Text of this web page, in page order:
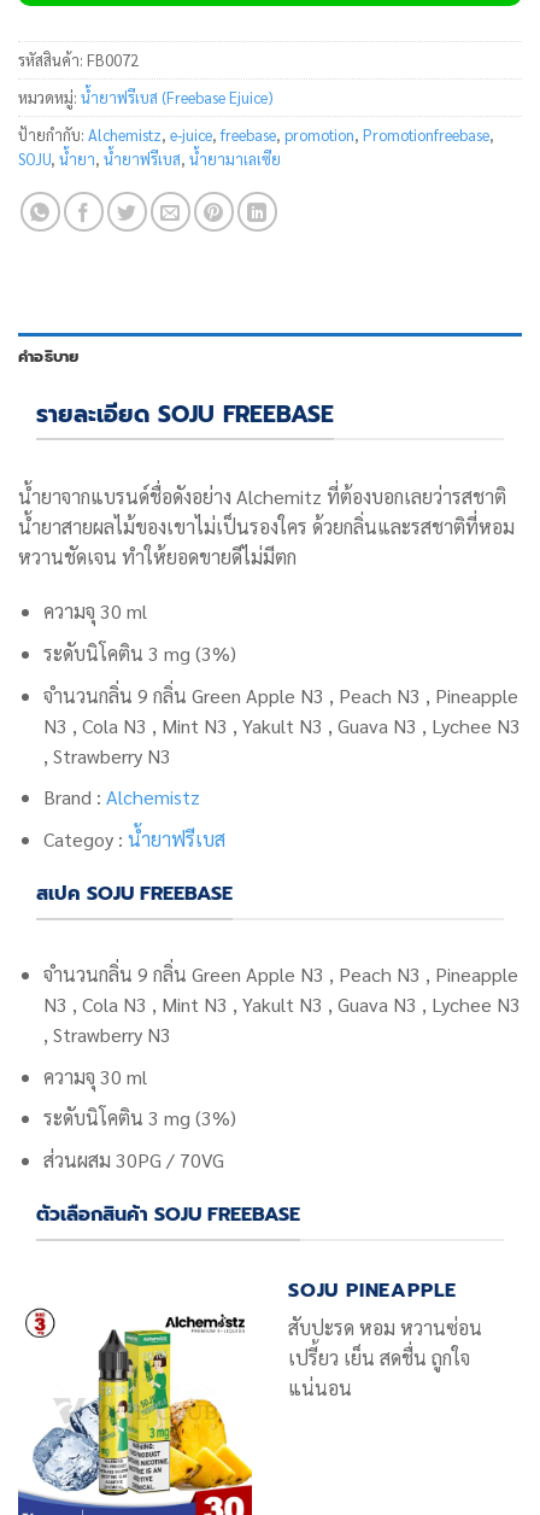
รหัสสินค้า: FB0072
หมวดหมู่: น้ำยาฟรีเบส (Freebase Ejuice)
ป้ายกำกับ: Alchemistz, e-juice,freebase, promotion, Promotionfreebase,
SOJU, น้ำยา, น้ำยาฟรีเบส, น้ำยามาเลเซีย
คำอธิบาย
รายละเอียด SOJU FREEBASE
น้ำยาจากแบรนด์ชื่อดังอย่าง Alchemitz ที่ต้องบอกเลยว่ารสชาติ
น้ำยาสายผลไม้ของเขาไม่เป็นรองใคร ด้วยกลิ่นและรสชาติที่หอม
หวานชัดเจน ทำให้ยอดขายดีไม่มีตก
ความจุ 30 ml
ระดับนิโคติน 3 mg (3%)
จำนวนกลิ่น 9 กลิ่น Green Apple N3 , Peach N3 , Pineapple
N3 , Cola N3 , Mint N3 , Yakult N3 , Guava N3 , Lychee N3
, Strawberry N3
Brand : Alchemistz
Categoy : น้ำยาฟรีเบส
สเปค SOJU FREEBASE
จำนวนกลิ่น 9 กลิ่น Green Apple N3 , Peach N3 , Pineapple
N3 , Cola N3 , Mint N3 , Yakult N3 , Guava N3 , Lychee N3
, Strawberry N3
ความจุ 30 ml
ระดับนิโคติน 3 mg (3%)
ส่วนผสม 30PG / 70VG
ตัวเลือกสินค้า SOJU FREEBASE
SOJU PINEAPPLE
สับปะรด หอม หวานซ่อน
เปรี้ยว เย็น สดชื่น ถูกใจ
แน่นอน